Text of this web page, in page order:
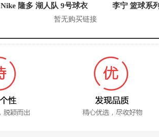
Nike 隆多 湖人队 9号球衣
暂无购买链接